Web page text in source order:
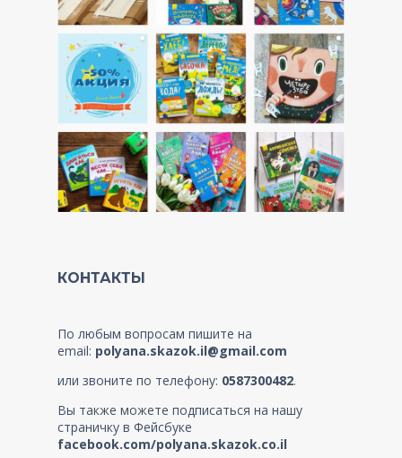
КОНТАКТЫ
По любым вопросам пишите на
email: polyana.skazok.il@gmail.com
или звоните по телефону: 0587300482.
Вы также можете подписаться на нашу
страничку в Фейсбуке
facebook.com/polyana.skazok.co.il